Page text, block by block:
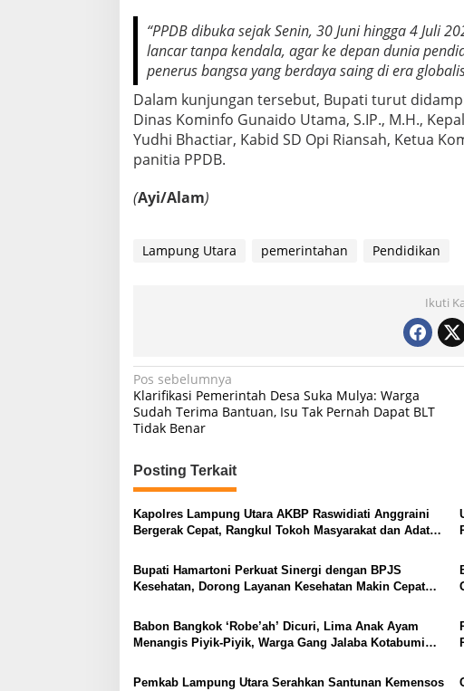
“PPDB dibuka sejak Senin, 30 Juni hingga 4 Juli
lancar tanpa kendala, agar ke depan dunia
penerus bangsa yang berdaya saing di era
Dalam kunjungan tersebut, Bupati turut
Dinas Kominfo Gunaido Utama, S.IP., M.H.,
Yudhi Bhactiar, Kabid SD Opi Riansah, Ketua
panitia PPDB.
(Ayi/Alam)
Lampung Utara pemerintahan Pendidikan
Ikuti
N
a
v
i
g
a
s
i
p
s
Pos sebelumnya
Klarifikasi Pemerintah Desa Suka Mulya: Warga
Sudah Terima Bantuan, Isu Tak Pernah Dapat BLT
Tidak Benar
Posting Terkait
Kapolres Lampung Utara AKBP Raswidiati Anggraini
Bergerak Cepat, Rangkul Tokoh Masyarakat dan Adat
Bupati Hamartoni Perkuat Sinergi dengan BPJS
Kesehatan, Dorong Layanan Kesehatan Makin Cepat
Babon Bangkok ‘Robe’ah’ Dicuri, Lima Anak Ayam
Menangis Piyik-Piyik, Warga Gang Jalaba Kotabumi
Pemkab Lampung Utara Serahkan Santunan Kemensos